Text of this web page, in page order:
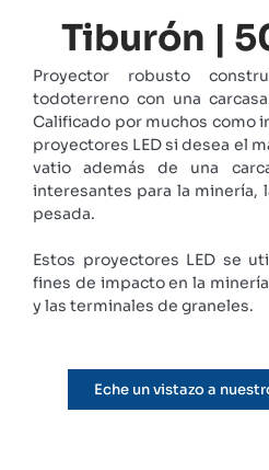
Tiburón |
Proyector robusto
todoterreno con una
Calificado por muchos como
proyectores LED si desea el
vatio además de una
interesantes para la minería,
pesada.
Estos proyectores LED se
fines de impacto en la
y las terminales de graneles.
Eche un vistazo a